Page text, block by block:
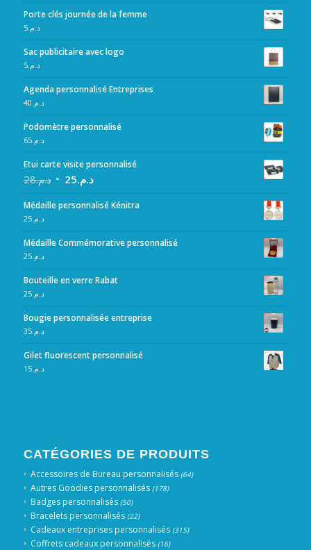
Porte clés journée de la femme
د.م.5
Sac publicitaire avec logo
د.م.5
Agenda personnalisé Entreprises
د.م. 40
Podomètre personnalisé
د.م.65
Etui carte visite personnalisé
د.م.28 د.م.25
Médaille personnalisé Kénitra
د.م.25
Médaille Commémorative personnalisé
د.م.25
Bouteille en verre Rabat
د.م.25
Bougie personnalisée entreprise
د.م.35
Gilet fluorescent personnalisé
د.م.15
CATÉGORIES DE PRODUITS
Accessoires de Bureau personnalisés (64)
Autres Goodies personnalisés (178)
Badges personnalisés (50)
Bracelets personnalisés (22)
Cadeaux entreprises personnalisés (315)
Coffrets cadeaux personnalisés (16)